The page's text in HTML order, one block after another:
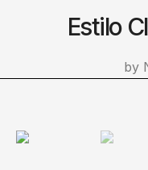
Estilo
by
de